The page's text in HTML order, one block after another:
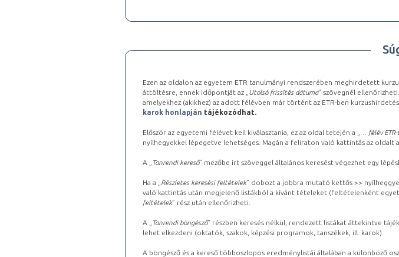
Ezen az oldalon az egyetem ETR tanulmányi rendszerében meghirdetett
áttöltésre, ennek időpontját az „ Utolsó frissítés dátuma” szövegnél
amelyekhez (akikhez) az adott félévben már történt az ETR-ben kurzushirdetés.
karok honlapján tájékozódhat.
Először az egyetemi félévet kell kiválasztania, ez az oldal tetején a „ … félév
nyílhegyekkel lépegetve lehetséges. Magán a feliraton való kattintás az oldalt
A „ Tanrendi kereső” mezőbe írt szöveggel általános keresést végezhet egy
Ha a „ Részletes keresési feltételek” dobozt a jobbra mutató kettős >>
való kattintás után megjelenő listákból a kívánt tételeket (feltételenként
feltételek” rész után ellenőrizheti.
A „ Tanrendi böngésző” részben keresés nélkül, rendezett listákat áttekintve
lehet elkezdeni (oktatók, szakok, képzési programok, tanszékek, ill. karok).
A böngésző és a kereső többoszlopos eredménylistái általában a különböző